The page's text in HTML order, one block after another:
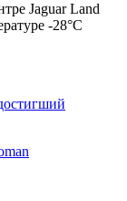
Jaguar Land
-28°C